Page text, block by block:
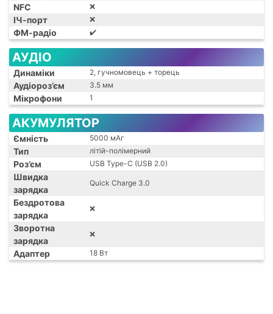
NFC ❌
ІЧ-порт ❌
ФМ-радіо ✔️
АУДІО
Динаміки 2, гучномовець + торець
Аудіороз’єм 3.5 мм
Мікрофони 1
АКУМУЛЯТОР
Ємність 5000 мАг
Тип літій-полімерний
Роз’єм USB Type-C (USB 2.0)
Швидка
зарядка
Quick Charge 3.0
Бездротова
зарядка
❌
Зворотна
зарядка
❌
Адаптер 18 Вт